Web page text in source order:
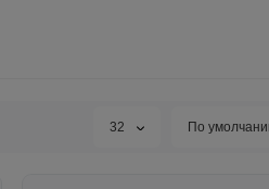
32 По